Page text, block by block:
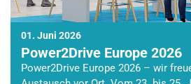
01. Juni 2026
Power2Drive Europe 2026
Power2Drive Europe 2026 – wir